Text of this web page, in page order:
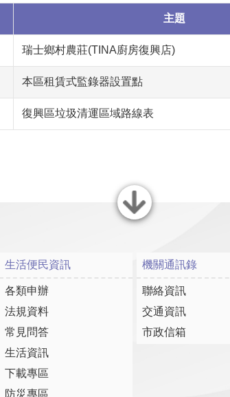
主題
瑞士鄉村農莊(TINA廚房復興店)
本區租賃式監錄器設置點
復興區垃圾清運區域路線表
關閉
生活便民資訊
各類申辦
法規資料
常見問答
生活資訊
下載專區
防災專區
機關通訊錄
聯絡資訊
交通資訊
市政信箱